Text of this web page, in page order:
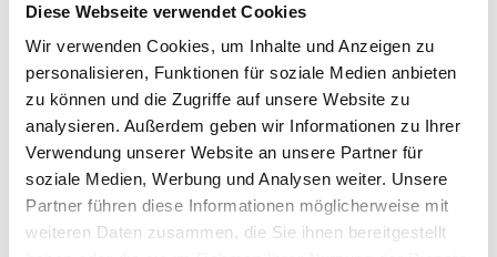
Diese Webseite verwendet Cookies
Wir verwenden Cookies, um Inhalte und Anzeigen zu
personalisieren, Funktionen für soziale Medien anbieten
zu können und die Zugriffe auf unsere Website zu
analysieren. Außerdem geben wir Informationen zu Ihrer
Verwendung unserer Website an unsere Partner für
soziale Medien, Werbung und Analysen weiter. Unsere
Partner führen diese Informationen möglicherweise mit
weiteren Daten zusammen, die Sie ihnen bereitgestellt
€49,99